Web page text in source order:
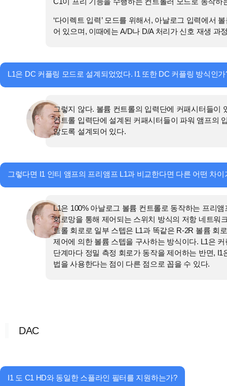
‘다이렉트 입력’ 모드를 위해서, 아날로그 입력에서
어 있으며, 이때에는 A/D나 D/A 처리가 신호 재생 과
L1은 DC 커플링 모드로 설계되었었다. I1 또한 DC 커플링 방식인가
그렇지 않다. 볼륨 컨트롤의 입력단에 커패시터들이
컨트롤 입력단에 설계된 커패시터들이 파워 앰프의
않도록 설계되어 있다.
그렇다면 I1 인티 앰프의 프리앰프 L1과 비교한다면 다른 어떤 차이
L1은 100% 아날로그 볼륨 컨트롤로 동작하는 프리
회로망을 통해 제어되는 스위치 방식의 저항 네트워
트롤 회로로 일부 스텝은 L1과 똑같은 R-2R 볼륨 회
제어에 의한 볼륨 스텝을 구사하는 방식이다. L1은
단계마다 정밀 측정 회로가 동작을 제어하는 반면,
법을 사용한다는 점이 다른 점으로 꼽을 수 있다.
DAC
I1 도 C1 HD와 동일한 스플라인 필터를 지원하는가?